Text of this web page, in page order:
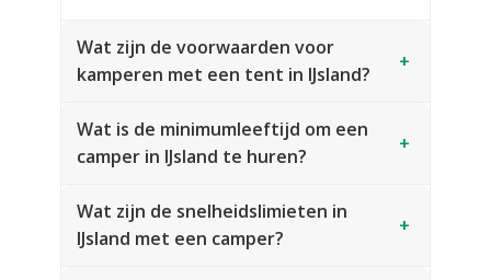
Wat zijn de voorwaarden voor
kamperen met een tent in IJsland?
+
Wat is de minimumleeftijd om een
camper in IJsland te huren?
+
Wat zijn de snelheidslimieten in
IJsland met een camper?
+